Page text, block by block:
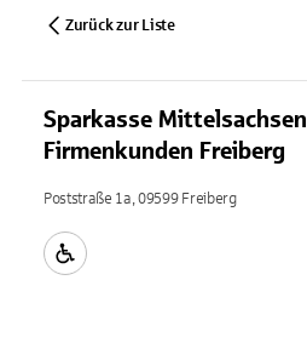
Zurück zur Liste
Sparkasse Mittelsachsen
Firmenkunden Freiberg
Poststraße 1a, 09599 Freiberg